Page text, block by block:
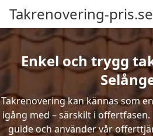
Takrenovering-pris.se
Enkel och trygg
Takrenovering kan kännas som
igång med – särskilt i
guide och använder vår